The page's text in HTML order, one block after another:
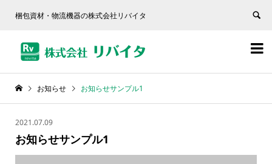
梱包資材・物流機器の株式会社リバイタ


お知らせ お知らせサンプル1
2021.07.09
お知らせサンプル1